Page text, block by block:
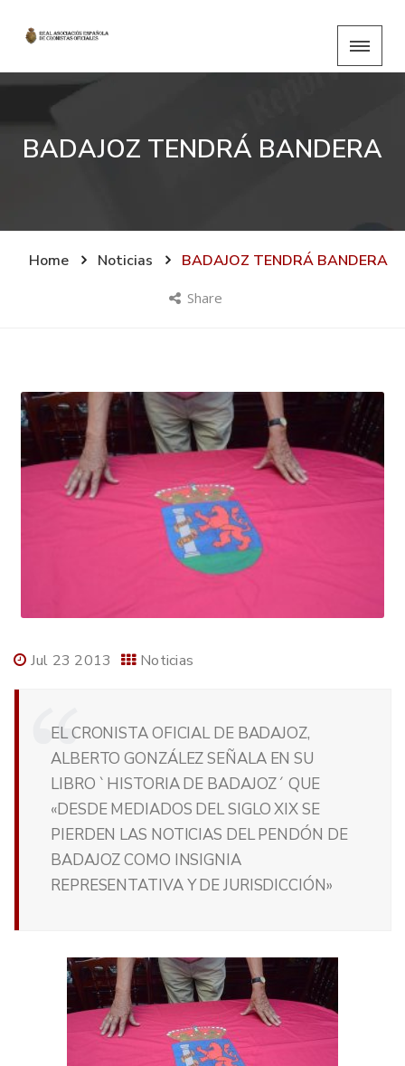
BADAJOZ TENDRÁ BANDERA
Home Noticias BADAJOZ TENDRÁ BANDERA
Share
Jul 23 2013 Noticias
EL CRONISTA OFICIAL DE BADAJOZ,
ALBERTO GONZÁLEZ SEÑALA EN SU
LIBRO `HISTORIA DE BADAJOZ´ QUE
«DESDE MEDIADOS DEL SIGLO XIX SE
PIERDEN LAS NOTICIAS DEL PENDÓN DE
BADAJOZ COMO INSIGNIA
REPRESENTATIVA Y DE JURISDICCIÓN»